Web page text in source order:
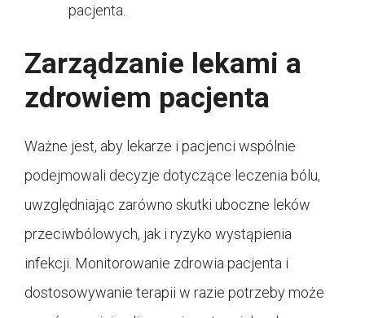
pacjenta.
Zarządzanie lekami a
zdrowiem pacjenta
Ważne jest, aby lekarze i pacjenci wspólnie
podejmowali decyzje dotyczące leczenia bólu,
uwzględniając zarówno skutki uboczne leków
przeciwbólowych, jak i ryzyko wystąpienia
infekcji. Monitorowanie zdrowia pacjenta i
dostosowywanie terapii w razie potrzeby może